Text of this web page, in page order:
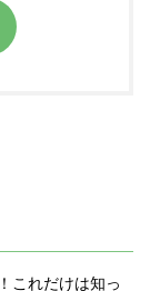
これだけは知っ